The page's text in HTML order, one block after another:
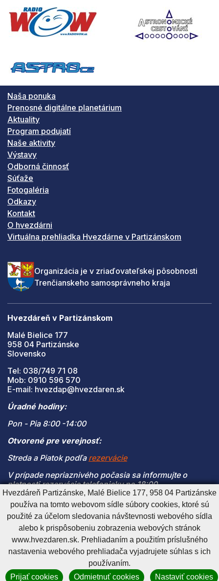
Naša ponuka
Prenosné digitálne planetárium
Aktuality
Program podujatí
Naše aktivity
Výstavy
Odborná činnosť
Súťaže
Fotogaléria
Odkazy
Kontakt
O hvezdárni
Virtuálna prehliadka Hvezdárne v Partizánskom
Organizácia je v zriaďovateľskej pôsobnosti
Trenčianskeho samosprávneho kraja
Hvezdáreň v Partizánskom
Malé Bielice 177
958 04 Partizánske
Slovensko
Tel: 038/749 71 08
Mob: 0910 596 570
E-mail: hvezdap@hvezdaren.sk
Úradné hodiny:
Pon - Pia 8:00 -14:00
Otvorené pre verejnosť:
Streda a Piatok podľa rezervácie
V prípade nepriaznivého počasia sa informujte o
platnosti rezervácie telefonicky po 18:00
(V prípade naplnenia kapacity je vstup na pozorovanie
možný len s platnou rezerváciou)
Cookies nastavenieCookies - viac informáciíVyhlásenie o prístupnosti
Technický prevádzkovateľ
Správca obsahu
GenerujeCMS BUXUS
Hvezdáreň Partizánske, Malé Bielice 177, 958 04 Partizánske
používa na tomto webovom sídle súbory cookies, ktoré sú
použité za účelom sledovania návštevnosti webového sídla
alebo k prispôsobeniu zobrazenia webových stránok
www.hvezdaren.sk. Prehliadaním a použitím príslušného
nastavenia webového prehliadača vyjadrujete súhlas s ich
používaním.
Prijať cookies
Odmietnuť cookies Nastaviť cookies